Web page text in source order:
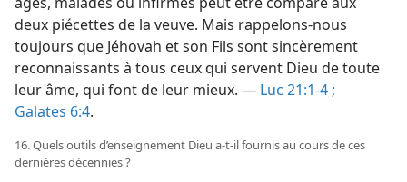
deux piécettes de la veuve. Mais rappelons-​nous
toujours que Jéhovah et son Fils sont sincèrement
reconnaissants à tous ceux qui servent Dieu de toute
leur âme, qui font de leur mieux. — Luc 21:1-4 ;
Galates 6:4.
16. Quels outils d’enseignement Dieu a-​t-​il fournis au cours de ces
dernières décennies ?